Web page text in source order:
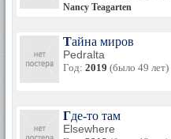
Nancy Teagarten
Тайна миров
Pedralta
Год: 2019 (было 49 лет)
Где-то там
Elsewhere